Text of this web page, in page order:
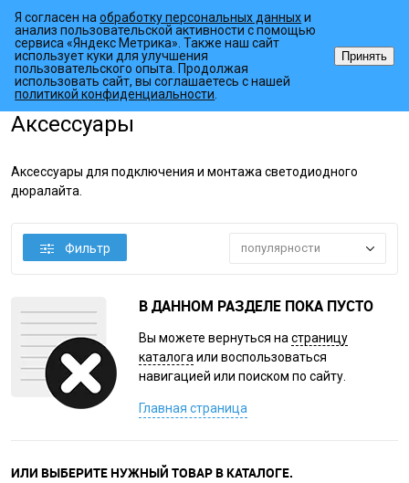
Главная страница • Каталог товаров • Светодиодный декор
Аксессуары
Аксессуары для подключения и монтажа светодиодного
дюралайта.
Фильтр популярности
В ДАННОМ РАЗДЕЛЕ ПОКА ПУСТО
Вы можете вернуться на страницу
каталога или воспользоваться
навигацией или поиском по сайту.
Главная страница
ИЛИ ВЫБЕРИТЕ НУЖНЫЙ ТОВАР В КАТАЛОГЕ.
Я согласен наобработку персональных данныхи
анализ пользовательской активности с помощью
сервиса «Яндекс Метрика». Также наш сайт
использует куки для улучшения
пользовательского опыта. Продолжая
использовать сайт, вы соглашаетесь с нашей
политикой конфиденциальности
Принять